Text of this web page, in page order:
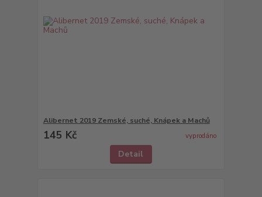
Alibernet 2019 Zemské, suché, Knápek a Machů
145 Kč vyprodáno
Detail